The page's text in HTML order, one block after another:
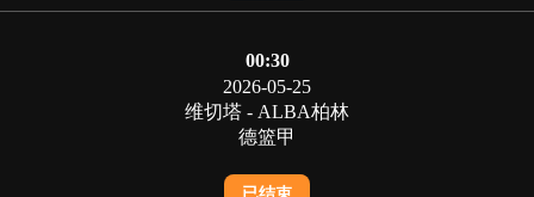
00:30
2026-05-25
维切塔 - ALBA柏林
德篮甲